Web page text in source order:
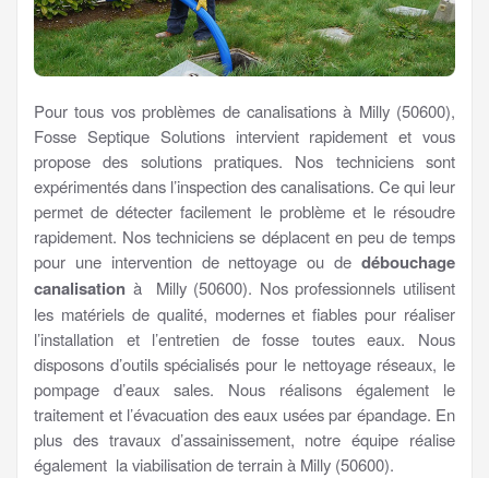
Pour tous vos problèmes de canalisations à Milly (50600),
Fosse Septique Solutions intervient rapidement et vous
propose des solutions pratiques. Nos techniciens sont
expérimentés dans l’inspection des canalisations. Ce qui leur
permet de détecter facilement le problème et le résoudre
rapidement. Nos techniciens se déplacent en peu de temps
pour une intervention de nettoyage ou de débouchage
canalisation à Milly (50600). Nos professionnels utilisent
les matériels de qualité, modernes et fiables pour réaliser
l’installation et l’entretien de fosse toutes eaux. Nous
disposons d’outils spécialisés pour le nettoyage réseaux, le
pompage d’eaux sales. Nous réalisons également le
traitement et l’évacuation des eaux usées par épandage. En
plus des travaux d’assainissement, notre équipe réalise
également la viabilisation de terrain à Milly (50600).